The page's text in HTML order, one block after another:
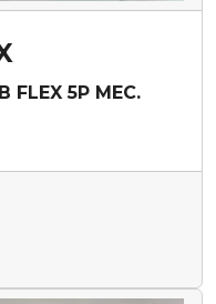
FLEX 5P MEC.